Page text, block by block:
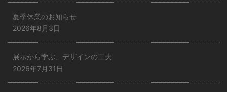
夏季休業のお知らせ
2026年8月3日
展示から学ぶ、デザインの工夫
2026年7月31日